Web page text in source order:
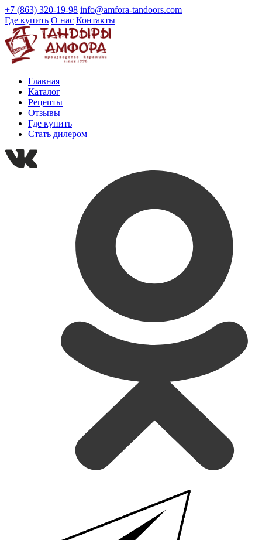
+7 (863) 320-19-98 info@amfora-tandoors.com
Где купить О нас Контакты
Главная
Каталог
Рецепты
Отзывы
Где купить
Стать дилером